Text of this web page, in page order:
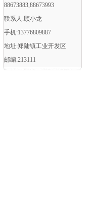
88673883,88673993
联系人:顾小龙
手机:13776809887
地址:郑陆镇工业开发区
邮编:213111